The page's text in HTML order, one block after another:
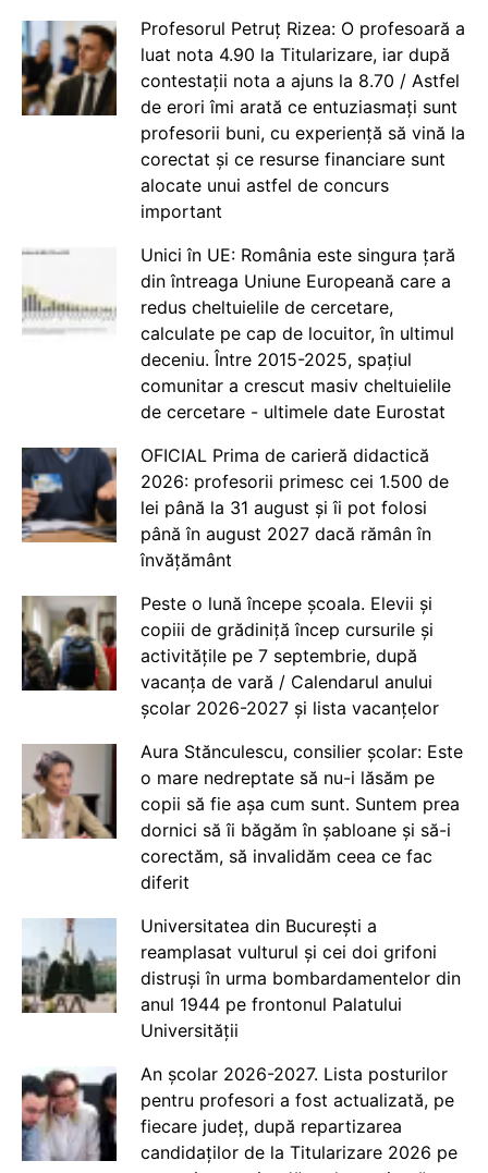
Profesorul Petruț Rizea: O profesoară a
luat nota 4.90 la Titularizare, iar după
contestații nota a ajuns la 8.70 / Astfel
de erori îmi arată ce entuziasmați sunt
profesorii buni, cu experiență să vină la
corectat și ce resurse financiare sunt
alocate unui astfel de concurs
important
Unici în UE: România este singura țară
din întreaga Uniune Europeană care a
redus cheltuielile de cercetare,
calculate pe cap de locuitor, în ultimul
deceniu. Între 2015-2025, spațiul
comunitar a crescut masiv cheltuielile
de cercetare - ultimele date Eurostat
OFICIAL Prima de carieră didactică
2026: profesorii primesc cei 1.500 de
lei până la 31 august și îi pot folosi
până în august 2027 dacă rămân în
învățământ
Peste o lună începe școala. Elevii și
copiii de grădiniță încep cursurile și
activitățile pe 7 septembrie, după
vacanța de vară / Calendarul anului
școlar 2026-2027 și lista vacanțelor
Aura Stănculescu, consilier școlar: Este
o mare nedreptate să nu-i lăsăm pe
copii să fie așa cum sunt. Suntem prea
dornici să îi băgăm în șabloane și să-i
corectăm, să invalidăm ceea ce fac
diferit
Universitatea din București a
reamplasat vulturul și cei doi grifoni
distruși în urma bombardamentelor din
anul 1944 pe frontonul Palatului
Universității
An școlar 2026-2027. Lista posturilor
pentru profesori a fost actualizată, pe
fiecare județ, după repartizarea
candidaților de la Titularizare 2026 pe